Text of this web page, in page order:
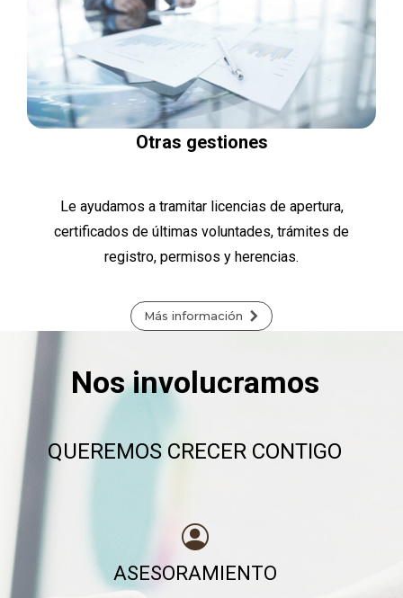
Otras gestiones
Le ayudamos a tramitar licencias de apertura,
certificados de últimas voluntades, trámites de
registro, permisos y herencias.
Más información
Nos involucramos
QUEREMOS CRECER CONTIGO
ASESORAMIENTO